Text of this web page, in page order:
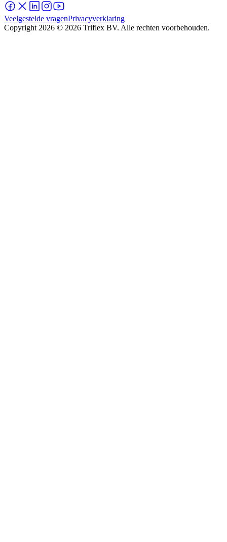
Veelgestelde vragenPrivacyverklaring
Copyright 2026 © 2026 Triflex BV. Alle rechten voorbehouden.